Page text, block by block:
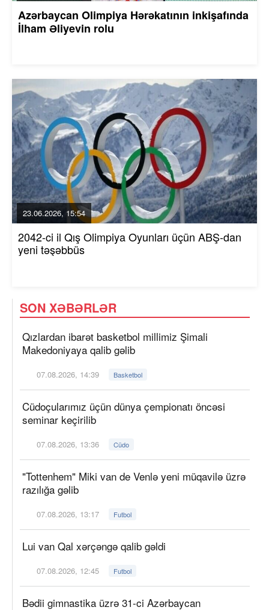
Azərbaycan Olimpiya Hərəkatının inkişafında
İlham Əliyevin rolu
23.06.2026, 15:54
2042-ci il Qış Olimpiya Oyunları üçün ABŞ-dan
yeni təşəbbüs
SON XƏBƏRLƏR
Qızlardan ibarət basketbol millimiz Şimali
Makedoniyaya qalib gəlib
07.08.2026, 14:39 Basketbol
Cüdoçularımız üçün dünya çempionatı öncəsi
seminar keçirilib
07.08.2026, 13:36 Cüdo
"Tottenhem" Miki van de Venlə yeni müqavilə üzrə
razılığa gəlib
07.08.2026, 13:17 Futbol
Lui van Qal xərçəngə qalib gəldi
07.08.2026, 12:45 Futbol
Bədii gimnastika üzrə 31-ci Azərbaycan